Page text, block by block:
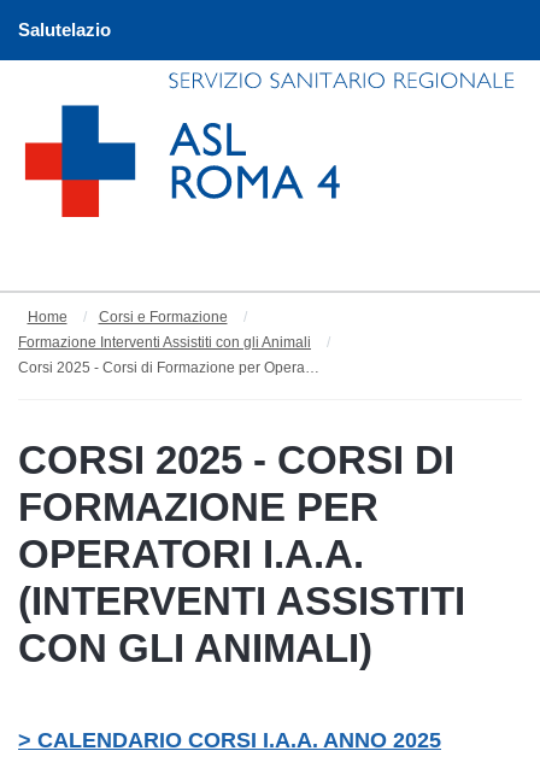
Salutelazio
Home
Corsi e Formazione
Formazione Interventi Assistiti con gli Animali
Corsi 2025 - Corsi di Formazione per Operatori I.A.A. (Interventi Assistiti con gli Animali)
CORSI 2025 - CORSI DI
FORMAZIONE PER
OPERATORI I.A.A.
(INTERVENTI ASSISTITI
CON GLI ANIMALI)
> CALENDARIO CORSI I.A.A. ANNO 2025